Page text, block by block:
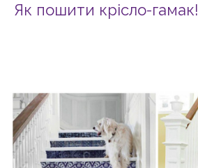
Як пошити крісло-гамак!